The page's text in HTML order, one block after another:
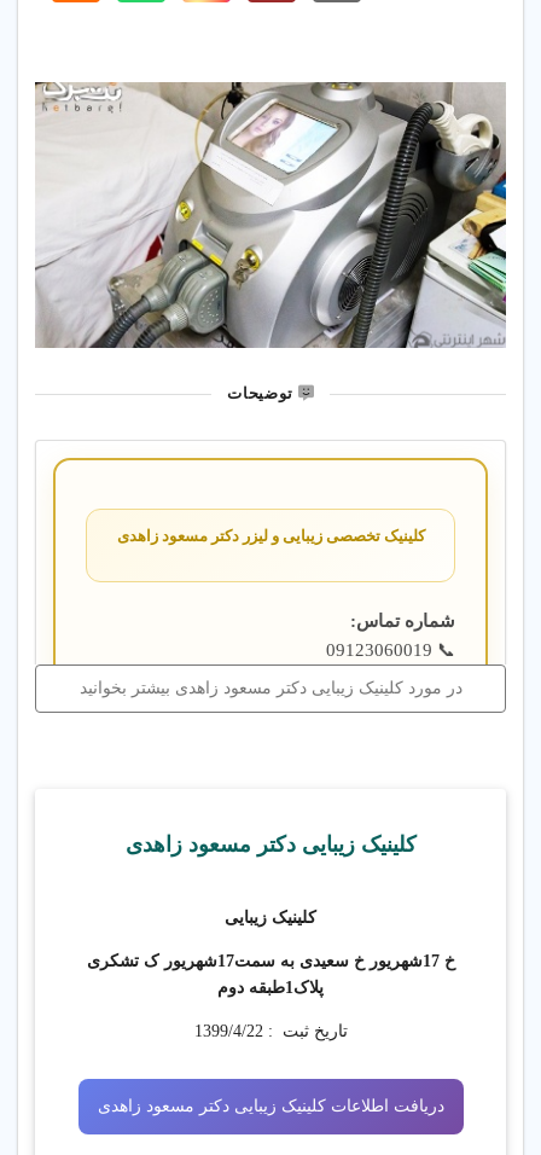
توضیحات
کلینیک تخصصی زیبایی و لیزر دکتر مسعود زاهدی
شماره تماس‌:
📞 09123060019
☎️ 02133710228
رفع جای زخم، زگیل، میخچه و ضایعات پوستی بدون
تزریق ژل و بوتاکس کره‌ای
لیفت صورت و پیشانی با نخ
در مورد کلینیک زیبایی دکتر مسعود زاهدی بیشتر بخوانید
کلینیک زیبایی دکتر مسعود زاهدی
کلینیک زیبایی
خ 17شهریور خ سعیدی به سمت17شهریور ک تشکری
پلاک1طبقه دوم
تاریخ ثبت :1399/4/22
دریافت اطلاعات کلینیک زیبایی دکتر مسعود زاهدی